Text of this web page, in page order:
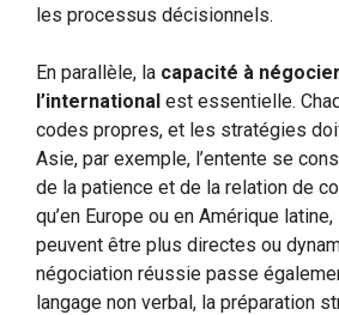
les processus décisionnels.
En parallèle, la capacité à
l’international est essentielle.
codes propres, et les stratégies
Asie, par exemple, l’entente se
de la patience et de la relation de
qu’en Europe ou en Amérique
peuvent être plus directes ou
négociation réussie passe
langage non verbal, la préparation